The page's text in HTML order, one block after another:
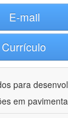
E-mail
Currículo
para
em